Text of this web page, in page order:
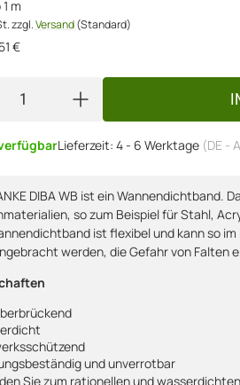
m
zzgl.Versand(Standard)
€
Lieferzeit: 4 - 6 Werktage (DE -
DIBA WB ist ein Wannendichtband.
so zum Beispiel für Stahl,
ist flexibel und kann so
werden, die Gefahr von Falten
und unverrotbar
Sie zum rationellen und